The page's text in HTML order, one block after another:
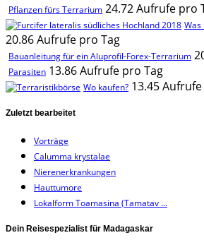
Pflanzen fürs Terrarium 24.72 Aufrufe pro
Was
20.86 Aufrufe pro Tag
Bauanleitung für ein Aluprofil-Forex-Terrarium
Parasiten 13.86 Aufrufe pro Tag
Wo kaufen? 13.45
Zuletzt bearbeitet
Vorträge
Calumma krystalae
Nierenerkrankungen
Hauttumore
Lokalform Toamasina (Tamatav ...
Dein Reisespezialist für Madagaskar